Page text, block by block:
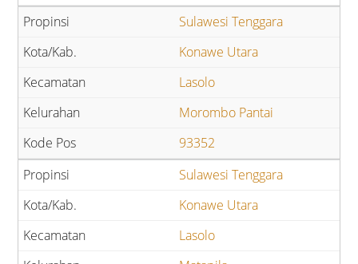
Sulawesi Tenggara
Konawe Utara
Lasolo
Morombo Pantai
93352
Sulawesi Tenggara
Konawe Utara
Lasolo